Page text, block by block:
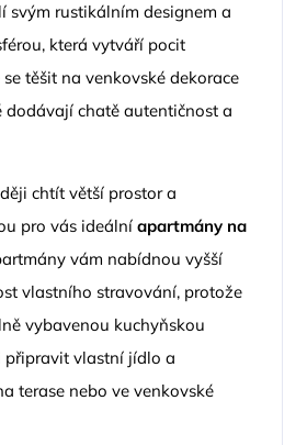
svým rustikálním designem a
která vytváří pocit
těšit na venkovské dekorace
dodávají chatě autentičnost a
chtít větší prostor a
pro vás ideálníapartmány na
vám nabídnou vyšší
vlastního stravování, protože
vybavenou kuchyňskou
připravit vlastní jídlo a
terase nebo ve venkovské